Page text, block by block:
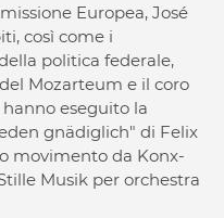
Europea, José
così come i
politica federale,
Mozarteum e il coro
eseguito la
gnädiglich" di Felix
movimento da Konx-
Musik per orchestra